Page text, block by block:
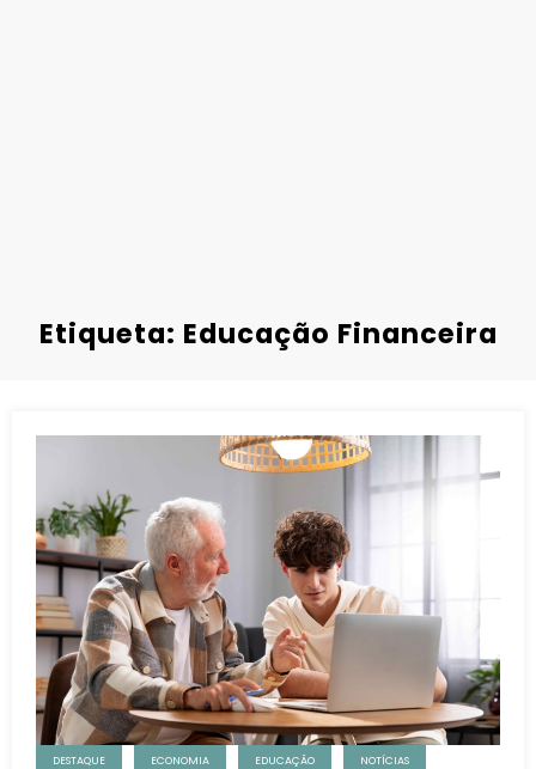
Etiqueta: Educação Financeira
DESTAQUE ECONOMIA EDUCAÇÃO NOTÍCIAS